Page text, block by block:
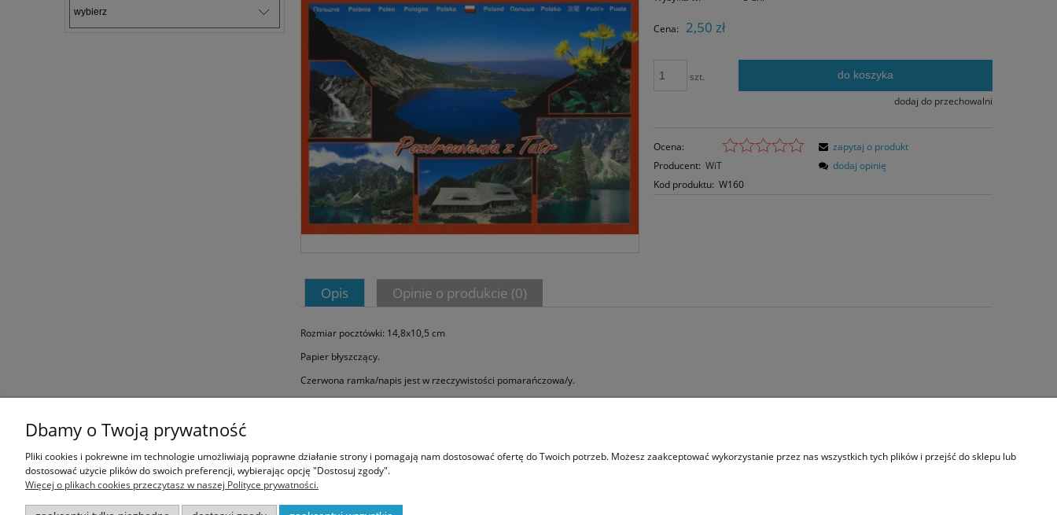
Cena: 2,50 zł
szt. do koszyka
dodaj do przechowalni
Ocena:
Producent: WiT
Kod produktu: W160
zapytaj o produkt
dodaj opinię
Opis Opinie o produkcie (0)
Rozmiar pocztówki: 14,8x10,5 cm
Papier błyszczący.
Czerwona ramka/napis jest w rzeczywistości pomarańczowa/y.
Informacje
Regulamin
Polityka prywatności
Zwroty i reklamacje
Twoje zamówienia
Przechowalnia
Dbamy o Twoją prywatność
Pliki cookies i pokrewne im technologie umożliwiają poprawne działanie strony i pomagają nam dostosować ofertę do Twoich potrzeb. Możesz zaakceptować wykorzystanie przez nas wszystkich tych plików i przejść do sklepu lub
dostosować użycie plików do swoich preferencji, wybierając opcję "Dostosuj zgody".
Więcej o plikach cookies przeczytasz w naszej Polityce prywatności.